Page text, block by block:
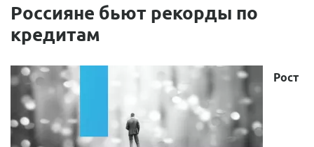
Россияне бьют рекорды по
кредитам
Рост